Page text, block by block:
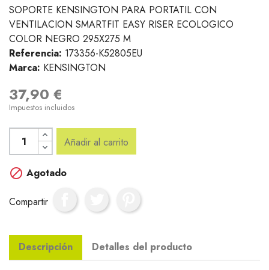
SOPORTE KENSINGTON PARA PORTATIL CON
VENTILACION SMARTFIT EASY RISER ECOLOGICO
COLOR NEGRO 295X275 M
Referencia: 173356-K52805EU
Marca: KENSINGTON
37,90 €
Impuestos incluidos
Añadir al carrito
 Agotado
Compartir
Descripción Detalles del producto